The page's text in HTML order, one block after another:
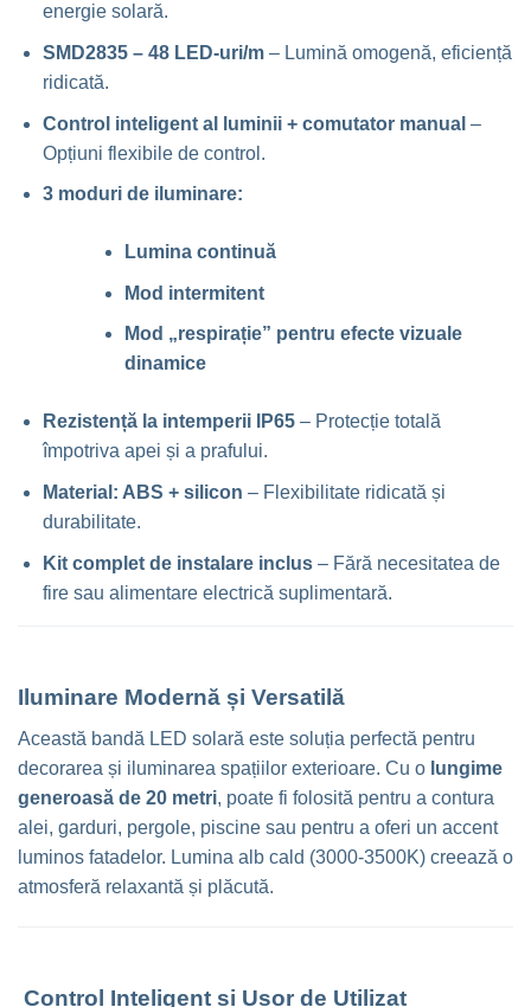
energie solară.
SMD2835 – 48 LED-uri/m– Lumină omogenă, eficiență
ridicată.
Control inteligent al luminii + comutator manual –
Opțiuni flexibile de control.
3 moduri de iluminare:
Lumina continuă
Mod intermitent
Mod „respirație” pentru efecte vizuale
dinamice
Rezistență la intemperii IP65– Protecție totală
împotriva apei și a prafului.
Material: ABS + silicon – Flexibilitate ridicată și
durabilitate.
Kit complet de instalare inclus– Fără necesitatea de
fire sau alimentare electrică suplimentară.
Iluminare Modernă și Versatilă
Această bandă LED solară este soluția perfectă pentru
decorarea și iluminarea spațiilor exterioare. Cu o lungime
generoasă de 20 metri, poate fi folosită pentru a contura
alei, garduri, pergole, piscine sau pentru a oferi un accent
luminos fatadelor. Lumina alb cald (3000-3500K) creează o
atmosferă relaxantă și plăcută.
Control Inteligent și Ușor de Utilizat